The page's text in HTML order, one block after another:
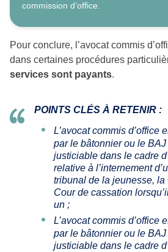
commission d’office.
Pour conclure, l’avocat commis
dans certaines procédures
services sont payants.
POINTS CLÉS À RETENIR :
L’avocat commis d’office
par le bâtonnier ou le
justiciable dans le cadre
relative à l’internement
tribunal de la jeunesse, la
Cour de cassation
un ;
L’avocat commis d’office
par le bâtonnier ou le
justiciable dans le cadre